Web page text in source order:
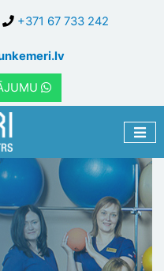
+371 67 733 242